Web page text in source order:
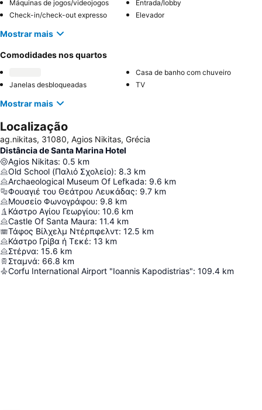
Máquinas de jogos/videojogos
Entrada/lobby
Check-in/check-out expresso
Elevador
Mostrar mais
Comodidades nos quartos
Casa de banho com chuveiro
Janelas desbloqueadas
TV
Mostrar mais
Localização
ag.nikitas, 31080, Agios Nikitas, Grécia
Distância de Santa Marina Hotel
Agios Nikitas: 0.5 km
Old School (Παλιό Σχολείο): 8.3 km
Archaeological Museum Of Lefkada: 9.6 km
Φουαγιέ του Θεάτρου Λευκάδας: 9.7 km
Μουσείο Φωνογράφου: 9.8 km
Κάστρο Αγίου Γεωργίου: 10.6 km
Castle Of Santa Maura: 11.4 km
Τάφος Βίλχελμ Ντέρπφελντ: 12.5 km
Κάστρο Γρίβα ή Τεκέ: 13 km
Στέρνα: 15.6 km
Σταμνά: 66.8 km
Corfu International Airport "Ioannis Kapodistrias": 109.4 km